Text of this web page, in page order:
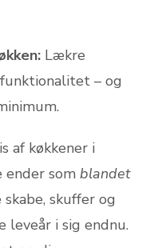
Lækre
– og
af køkkener i
ender som blandet
skuffer og
leveår i sig endnu.